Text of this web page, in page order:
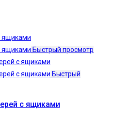
Быстрый просмотр
Быстрый
с ящиками